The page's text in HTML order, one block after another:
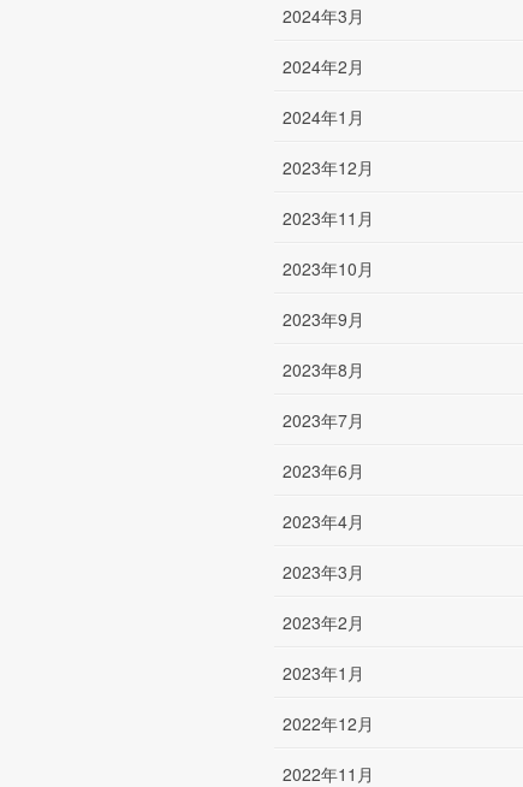
2024年3月
2024年2月
2024年1月
2023年12月
2023年11月
2023年10月
2023年9月
2023年8月
2023年7月
2023年6月
2023年4月
2023年3月
2023年2月
2023年1月
2022年12月
2022年11月